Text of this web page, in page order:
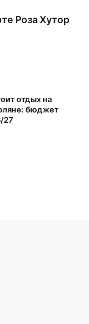
Роза Хутор
отдых на
бюджет
27